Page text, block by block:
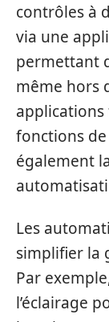
contrôles à
via une
permettant
même hors
fonctions
également
Les
simplifier la
Par
l’éclairage